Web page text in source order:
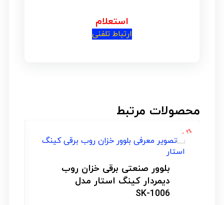
استعلام
ارتباط تلفنی
محصولات مرتبط
۹% _
بلوور صنعتی برقی خزان روب
دیمردار کینگ استار مدل
1006-SK